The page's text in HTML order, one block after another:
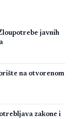
bi mogla
spornih
javnih
na otvorenom
zakone i